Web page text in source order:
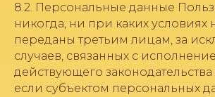
8.2. Персональные данные
никогда, ни при каких условиях
переданы третьим лицам, за
случаев, связанных с
действующего
если субъектом персональных